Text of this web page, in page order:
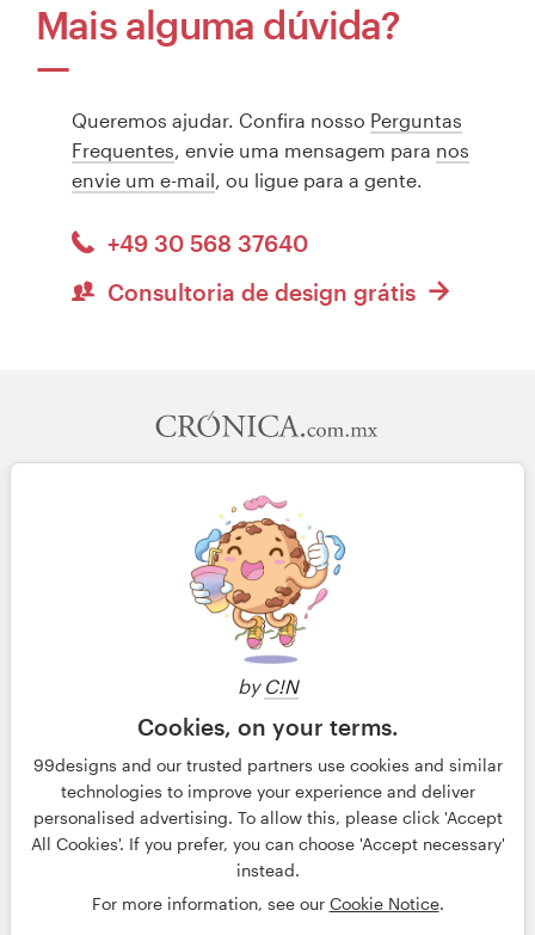
by C!N
Cookies, on your terms.
99designs and our trusted partners use cookies and similar
technologies to improve your experience and deliver
personalised advertising. To allow this, please click 'Accept
All Cookies'. If you prefer, you can choose 'Accept necessary'
instead.
For more information, see our Cookie Notice.
Mais alguma dúvida?
Queremos ajudar. Confira nosso Perguntas
Frequentes , envie uma mensagem para nos
envie um e-mail , ou ligue para a gente.
+49 30 568 37640
Consultoria de design grátis
© 99designs
por Vista
Termos e condições
Privacidade
Dados sobre a empresa
português English